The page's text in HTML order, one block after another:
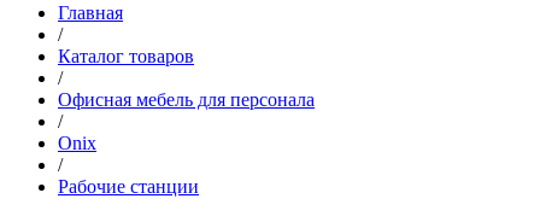
Главная
/
Каталог товаров
/
Офисная мебель для персонала
/
Onix
/
Рабочие станции